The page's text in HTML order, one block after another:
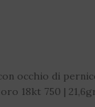
occhio di
18kt 750 |